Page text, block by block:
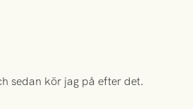
sedan kör jag på efter det.